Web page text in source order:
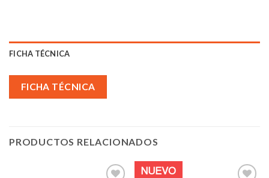
FICHA TÉCNICA
FICHA TÉCNICA
PRODUCTOS RELACIONADOS
NUEVO